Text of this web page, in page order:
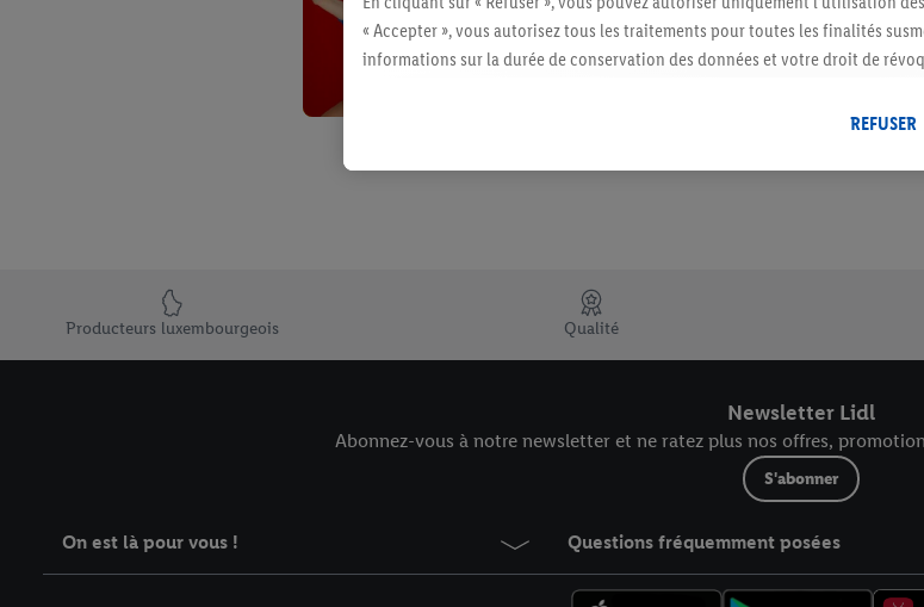
Élément du pied de page avec les USPs de Lidl Luxembourg
Producteurs luxembourgeois Qualité
Newsletter Lidl
Abonnez-vous à notre newsletter et ne ratez plus nos offres,
S'abonner
On est là pour vous ! Questions fréquemment posées
« Accepter », vous autorisez tous les traitements pour toutes les finalités
informations sur la durée de conservation des données et votre droit de
REFUSER